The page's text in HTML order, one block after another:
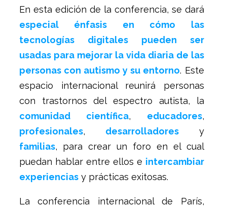
En esta edición de la conferencia, se dará
especial énfasis en cómo las
tecnologías digitales pueden ser
usadas para mejorar la vida diaria de las
personas con autismo y su entorno. Este
espacio internacional reunirá personas
con trastornos del espectro autista, la
comunidad científica, educadores,
profesionales, desarrolladoresy
familias, para crear un foro en el cual
puedan hablar entre ellos e intercambiar
experiencias y prácticas exitosas.
La conferencia internacional de París,